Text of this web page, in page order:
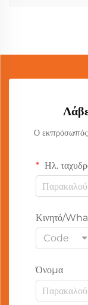
Ο εκπρόσωπός
Ηλ.
Κινητό/
Code
Όνομα